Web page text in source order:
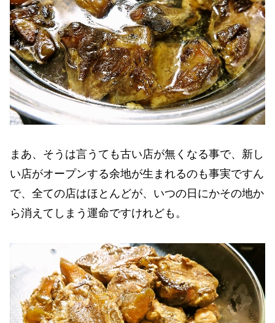
まあ、そうは言うても古い店が無くなる事で、新し
い店がオープンする余地が生まれるのも事実ですん
で、全ての店はほとんどが、いつの日にかその地か
ら消えてしまう運命ですけれども。